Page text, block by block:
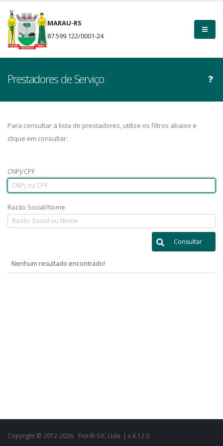
MARAU-RS
87.599.122/0001-24
Prestadores de Serviço
Para consultar a lista de prestadores, utilize os filtros abaixo e
clique em consultar:
CNPJ/CPF
Razão Social/Nome
Consultar
Nenhum resultado encontrado!
Copyright © 2012-2026. Fiorilli S/C Ltda. | v.4.12.0